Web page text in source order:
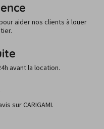
aider nos clients à louer
avant la location.
sur CARIGAMI.